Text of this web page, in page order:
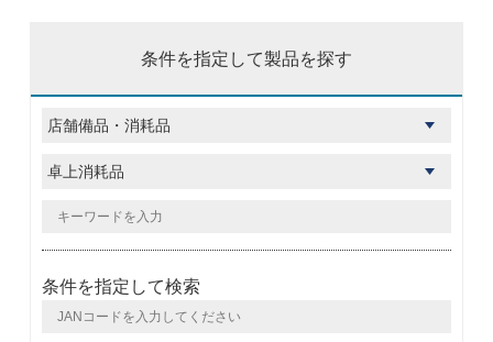
条件を指定して製品を探す
条件を指定して検索